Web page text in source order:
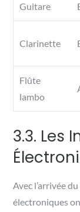
Guitare
Clarinette
Flûte
lambo
3.3. Les
Avec l’arrivée
électroniques